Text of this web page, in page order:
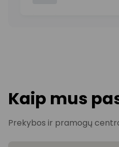
Kaip mus
Prekybos ir pramogų